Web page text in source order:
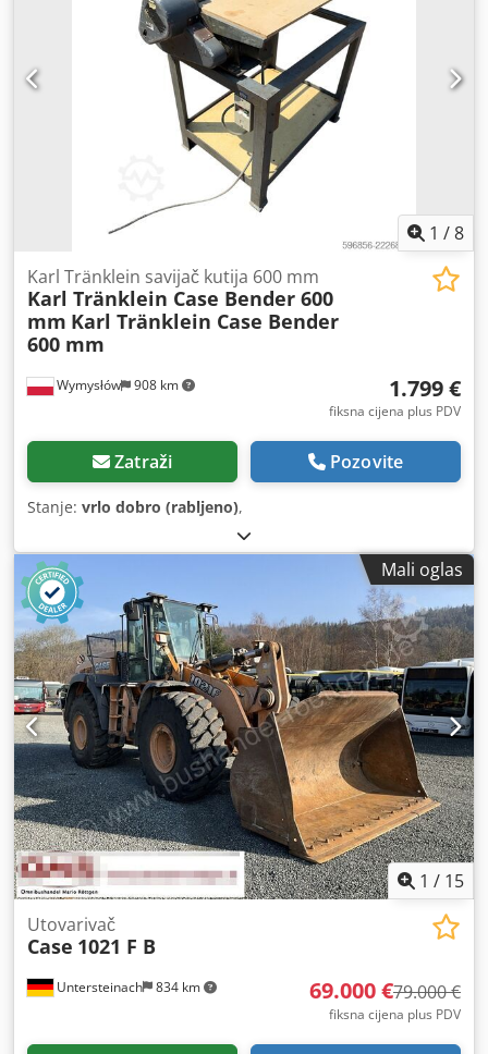
1 /8
Wymysłów 908 km
Karl Tränklein savijač kutija 600 mm
Karl Tränklein Case Bender 600
mm Karl Tränklein Case Bender
600 mm
1.799 €
fiksna cijena plus PDV
Zatraži Pozovite
Stanje: vrlo dobro (rabljeno),
Mali oglas
1 / 15
Untersteinach 834 km
Utovarivač
Case 1021 F B
69.000 €79.000 €
fiksna cijena plus PDV